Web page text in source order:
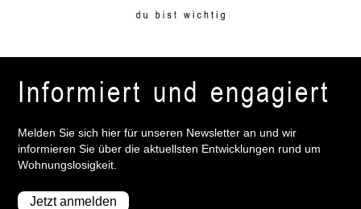
Informiert und engagiert
Melden Sie sich hier für unseren Newsletter an und wir
informieren Sie über die aktuellsten Entwicklungen rund um
Wohnungslosigkeit.
Jetzt anmelden